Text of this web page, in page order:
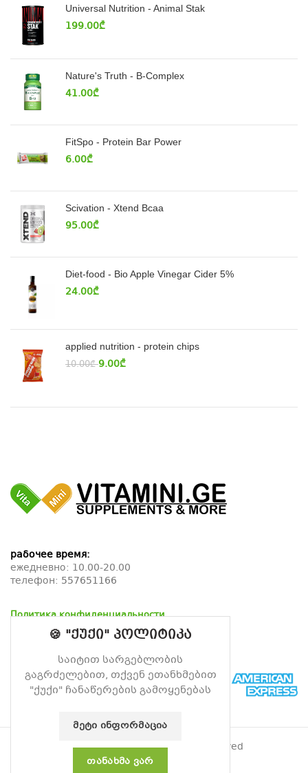
Universal Nutrition - Animal Stak
199.00₾
Nature's Truth - B-Complex
41.00₾
FitSpo - Protein Bar Power
6.00₾
Scivation - Xtend Bcaa
95.00₾
Diet-food - Bio Apple Vinegar Cider 5%
24.00₾
applied nutrition - protein chips
10.00₾ 9.00₾
рабочее время:
ежедневно: 10.00-20.00
телефон: 557651166
Политика конфиденциальности
Политика возврата
Политика доставки
© 2026Витамин. All rights reserved
🍪 "ქუქი" პოლიტიკა
საიტით სარგებლობის
გაგრძელებით, თქვენ ეთანხმებით
"ქუქი" ჩანაწერების გამოყენებას
ᲛᲔᲢᲘ ᲘᲜᲤᲝᲠᲛᲐᲪᲘᲐ
ᲗᲐᲜᲐᲮᲛᲐ ᲕᲐᲠ